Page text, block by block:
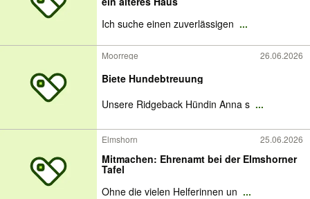
Ich suche einen zuverlässigen ...
Moorrege 26.06.2026
Biete Hundebtreuung
Unsere Ridgeback Hündin Anna s ...
Elmshorn 25.06.2026
Mitmachen: Ehrenamt bei der Elmshorner
Tafel
Ohne die vielen Helferinnen un ...